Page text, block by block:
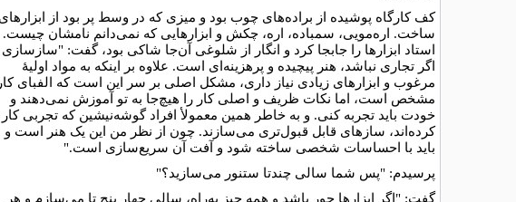
کف کارگاه پوشیده از براده‌های چوب بود و میزی که در وسط پر بود از
ساخت. اره‌مویی، سمباده، اره، چکش و ابزارهایی که نمی‌دانم نامشان چیست.
استاد ابزارها را جابجا کرد و انگار از شلوغی آن‌جا شاکی بود، گفت: "سازسازی
اگر تجاری نباشد، هنر پیچیده و پرهزینه‌ای‌ است. علاوه بر اینکه به مواد اولیۀ
مرغوب و ابزارهای زیادی نیاز داری، مشکل اصلی بر سر این است که الفبای
مشخص است، اما نکات ظریف و اصلی کار را هیچ‌جا به تو آموزش نمی‌دهند و
خودت باید تجربه کنی. و به خاطر همین معمولأ افراد گوشه‌نیشین که تجربی کار
کرده‌اند، سازهای قابل قبول‌تری می‌سازند. چون از نظر من این یک هنر است و
باید با احساسات شخصی ساخته شود و آفت آن سریع‌سازی است."
پرسیدم: "پس شما سالی چندتا ستنور می‌سازید؟"
گفت: "اگر ابزارها جور باشد و همه چیز به‌راه، سالی چهار پنج تا می‌سازم و هر